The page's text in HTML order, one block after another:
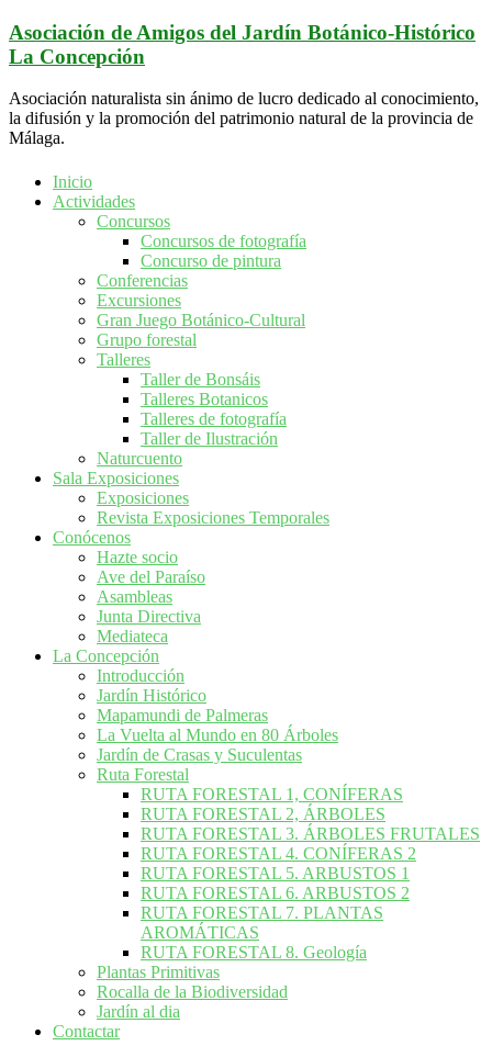
Saltar
al
contenido
Asociación de Amigos del Jardín Botánico-Histórico
La Concepción
Asociación naturalista sin ánimo de lucro dedicado al conocimiento,
la difusión y la promoción del patrimonio natural de la provincia de
Málaga.
Inicio
Actividades
Concursos
Concursos de fotografía
Concurso de pintura
Conferencias
Excursiones
Gran Juego Botánico-Cultural
Grupo forestal
Talleres
Taller de Bonsáis
Talleres Botanicos
Talleres de fotografía
Taller de Ilustración
Naturcuento
Sala Exposiciones
Exposiciones
Revista Exposiciones Temporales
Conócenos
Hazte socio
Ave del Paraíso
Asambleas
Junta Directiva
Mediateca
La Concepción
Introducción
Jardín Histórico
Mapamundi de Palmeras
La Vuelta al Mundo en 80 Árboles
Jardín de Crasas y Suculentas
Ruta Forestal
RUTA FORESTAL 1, CONÍFERAS
RUTA FORESTAL 2, ÁRBOLES
RUTA FORESTAL 3. ÁRBOLES FRUTALES
RUTA FORESTAL 4. CONÍFERAS 2
RUTA FORESTAL 5. ARBUSTOS 1
RUTA FORESTAL 6. ARBUSTOS 2
RUTA FORESTAL 7. PLANTAS
AROMÁTICAS
RUTA FORESTAL 8. Geología
Plantas Primitivas
Rocalla de la Biodiversidad
Jardín al dia
Contactar